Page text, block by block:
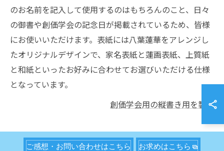
のお名前を記入して使用するのはもちろんのこと、日々
の御書や創価学会の記念日が掲載されているため、皆様
にお使いいただけます。表紙には八葉蓮華をアレンジし
たオリジナルデザインで、家名表紙と蓮画表紙、上質紙
と和紙といったお好みに合わせてお選びいただける仕様
となっています。
創価学会用の縦書き用を製作
ご感想・お問い合わせはこちら お求めはこちら